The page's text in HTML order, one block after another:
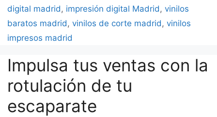
digital madrid, impresión digital Madrid, vinilos
baratos madrid, vinilos de corte madrid, vinilos
impresos madrid
Impulsa tus ventas con la
rotulación de tu
escaparate